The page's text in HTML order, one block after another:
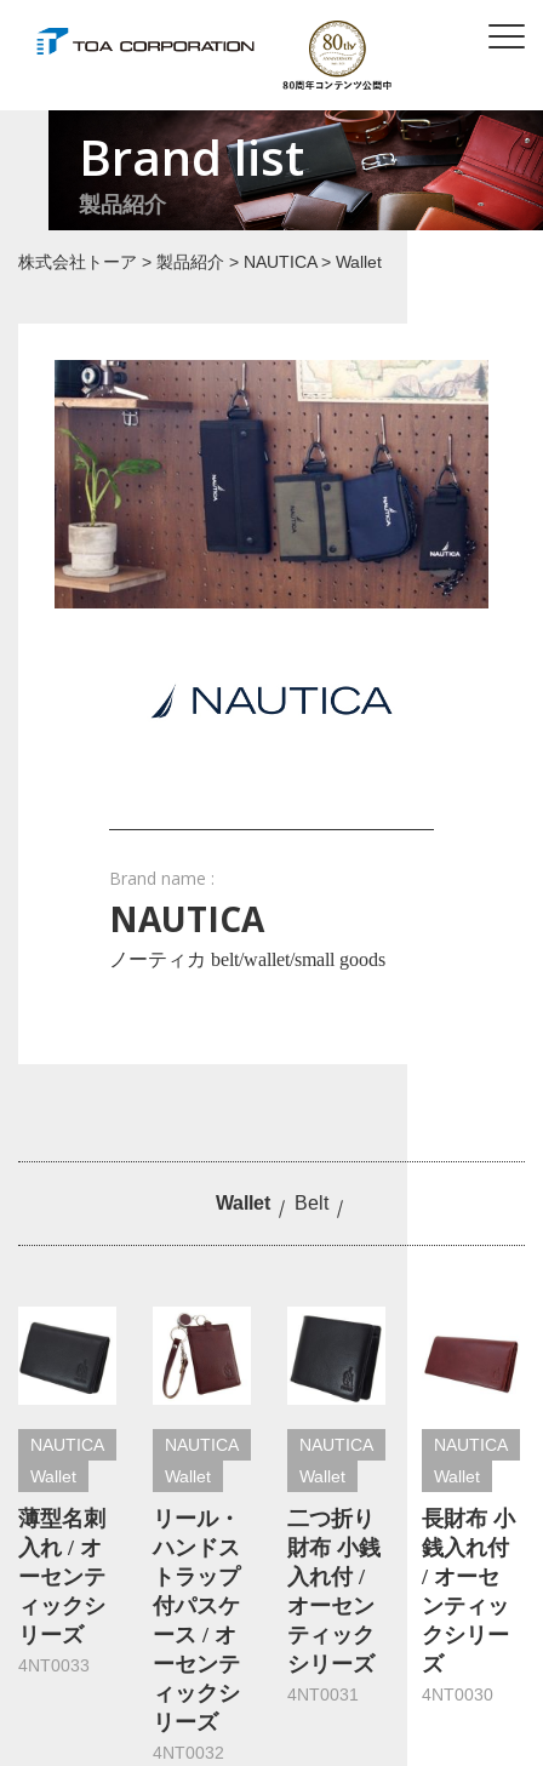
Brand list
製品紹介
株式会社トーア > 製品紹介 > NAUTICA> Wallet
Brand name :
NAUTICA
ノーティカ belt/wallet/small goods
Wallet Belt
NAUTICA
Wallet
薄型名刺
入れ / オ
ーセンテ
ィックシ
リーズ
4NT0033
NAUTICA
Wallet
リール・
ハンドス
トラップ
付パスケ
ース / オ
ーセンテ
ィックシ
リーズ
4NT0032
NAUTICA
Wallet
二つ折り
財布 小銭
入れ付 /
オーセン
ティック
シリーズ
4NT0031
NAUTICA
Wallet
長財布 小
銭入れ付
/ オーセ
ンティッ
クシリー
ズ
4NT0030